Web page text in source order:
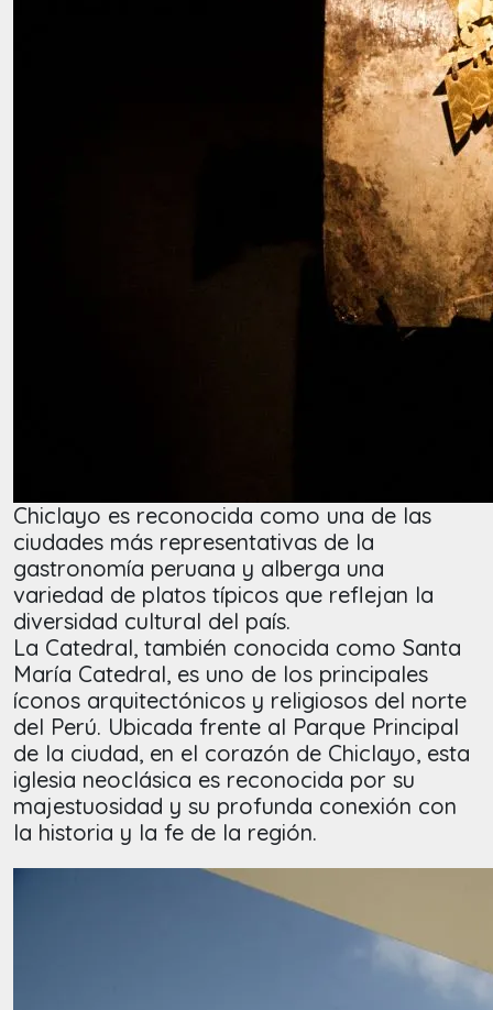
Chiclayo es reconocida como una de las
ciudades más representativas de la
gastronomía peruana y alberga una
variedad de platos típicos que reflejan la
diversidad cultural del país.
La Catedral, también conocida como Santa
María Catedral, es uno de los principales
íconos arquitectónicos y religiosos del norte
del Perú. Ubicada frente al Parque Principal
de la ciudad, en el corazón de Chiclayo, esta
iglesia neoclásica es reconocida por su
majestuosidad y su profunda conexión con
la historia y la fe de la región.